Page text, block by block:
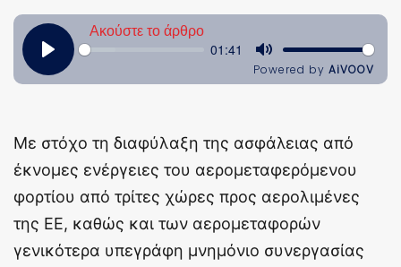
Με στόχο τη διαφύλαξη της ασφάλειας από
έκνομες ενέργειες του αερομεταφερόμενου
φορτίου από τρίτες χώρες προς αερολιμένες
της ΕΕ, καθώς και των αερομεταφορών
γενικότερα υπεγράφη μνημόνιο συνεργασίας